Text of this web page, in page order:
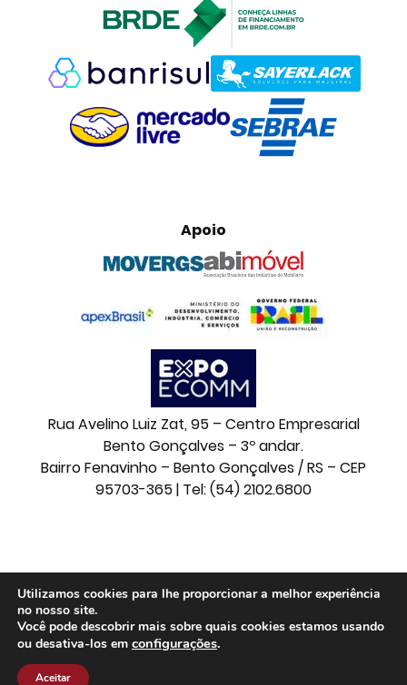
Apoio
Rua Avelino Luiz Zat, 95 – Centro Empresarial
Bento Gonçalves – 3º andar.
Bairro Fenavinho – Bento Gonçalves / RS – CEP
95703-365 | Tel: (54) 2102.6800
© 2026 Movelsul. Todos os direitos reservados.
Utilizamos cookies para lhe proporcionar a melhor experiência
no nosso site.
Você pode descobrir mais sobre quais cookies estamos usando
ou desativa-los em configurações.
Aceitar